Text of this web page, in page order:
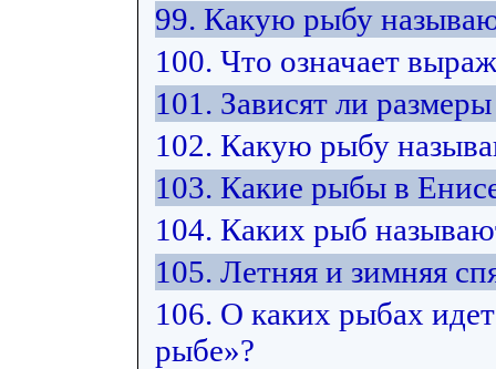
99. Какую рыбу
100. Что означает
101. Зависят ли
102. Какую рыбу
103. Какие рыбы в
104. Каких рыб
105. Летняя и зимняя
106. О каких рыбах
рыбе»?